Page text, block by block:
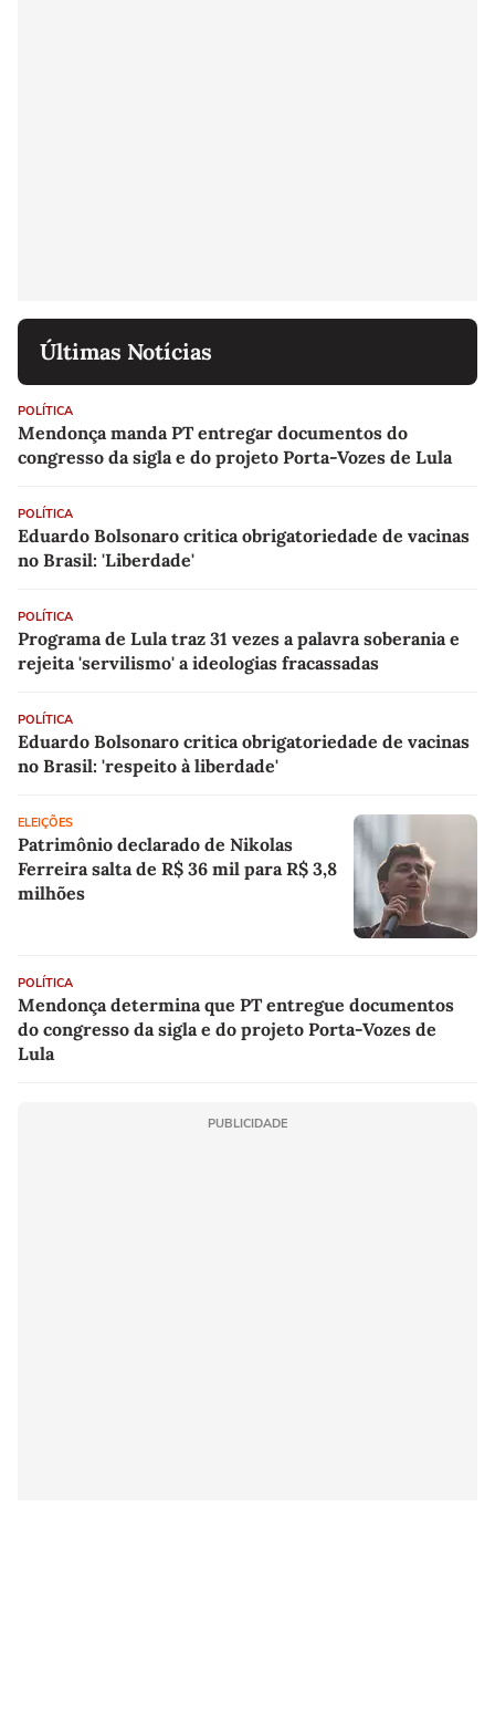
Últimas Notícias
POLÍTICA
Mendonça manda PT entregar documentos do
congresso da sigla e do projeto Porta-Vozes de Lula
POLÍTICA
Eduardo Bolsonaro critica obrigatoriedade de vacinas
no Brasil: 'Liberdade'
POLÍTICA
Programa de Lula traz 31 vezes a palavra soberania e
rejeita 'servilismo' a ideologias fracassadas
POLÍTICA
Eduardo Bolsonaro critica obrigatoriedade de vacinas
no Brasil: 'respeito à liberdade'
ELEIÇÕES
Patrimônio declarado de Nikolas
Ferreira salta de R$ 36 mil para R$ 3,8
milhões
POLÍTICA
Mendonça determina que PT entregue documentos
do congresso da sigla e do projeto Porta-Vozes de
Lula
PUBLICIDADE